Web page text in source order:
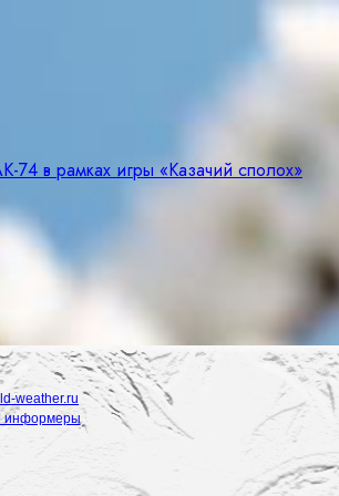
74 в рамках игры «Казачий сполох»
weather.ru
информеры